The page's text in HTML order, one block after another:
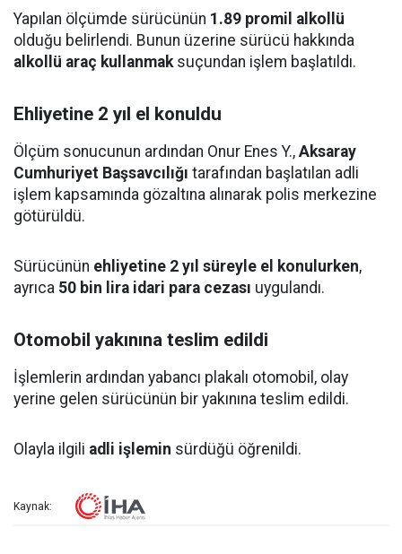
Yapılan ölçümde sürücünün 1.89 promil alkollü
olduğu belirlendi. Bunun üzerine sürücü hakkında
alkollü araç kullanmaksuçundan işlem başlatıldı.
Ehliyetine 2 yıl el konuldu
Ölçüm sonucunun ardından Onur Enes Y., Aksaray
Cumhuriyet Başsavcılığı tarafından başlatılan adli
işlem kapsamında gözaltına alınarak polis merkezine
götürüldü.
Sürücünün ehliyetine 2 yıl süreyle el konulurken,
ayrıca 50 bin lira idari para cezası uygulandı.
Otomobil yakınına teslim edildi
İşlemlerin ardından yabancı plakalı otomobil, olay
yerine gelen sürücünün bir yakınına teslim edildi.
Olayla ilgili adli işlemin sürdüğü öğrenildi.
Kaynak: